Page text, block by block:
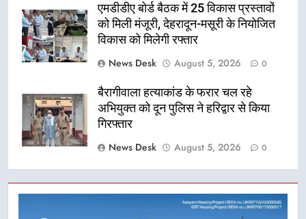
एमडीडीए बोर्ड बैठक में 25 विकास प्रस्तावों
को मिली मंजूरी, देहरादून-मसूरी के नियोजित
विकास को मिलेगी रफ्तार
News Desk
August 5, 2026 0
बैरागीवाला हत्याकांड के फरार चल रहे
अभियुक्त को दून पुलिस ने हरिद्वार से किया
गिरफ्तार
News Desk
August 5, 2026 0